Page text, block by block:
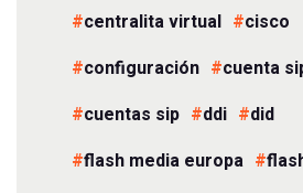
centralita virtual
cisco
configuración
cuenta
cuentas sip
ddi
did
flash media europa